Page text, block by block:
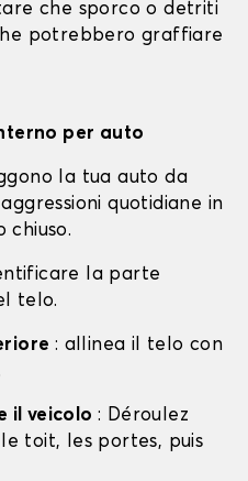
che sporco o detriti
potrebbero graffiare
per auto
la tua auto da
quotidiane in
chiuso.
la parte
telo.
: allinea il telo con
il veicolo : Déroulez
toit, les portes, puis